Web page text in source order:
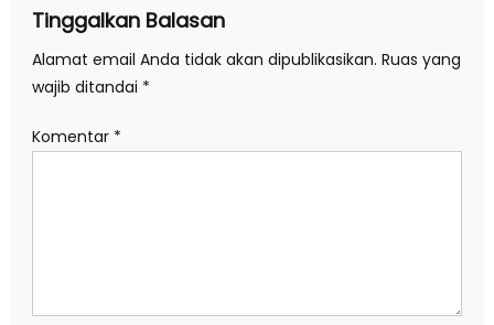
Tinggalkan Balasan
Alamat email Anda tidak akan dipublikasikan. Ruas yang
wajib ditandai *
Komentar *